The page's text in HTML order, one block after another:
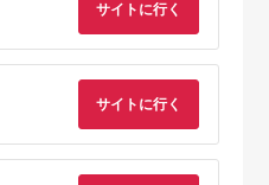
サイトに行く
サイトに行く